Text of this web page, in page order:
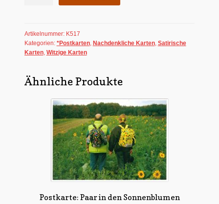
ein
Wolf
warst!
Artikelnummer: K517
Kategorien: *Postkarten, Nachdenkliche Karten, Satirische
Karten, Witzige Karten
Ähnliche Produkte
Postkarte: Paar in den Sonnenblumen